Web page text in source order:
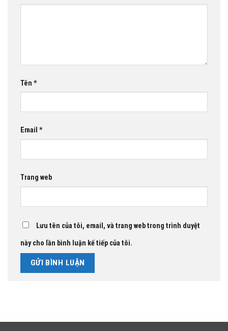
Tên *
Email *
Trang web
Lưu tên của tôi, email, và trang web trong trình duyệt
này cho lần bình luận kế tiếp của tôi.